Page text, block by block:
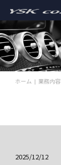
ホーム 業務内容
2025/12/12